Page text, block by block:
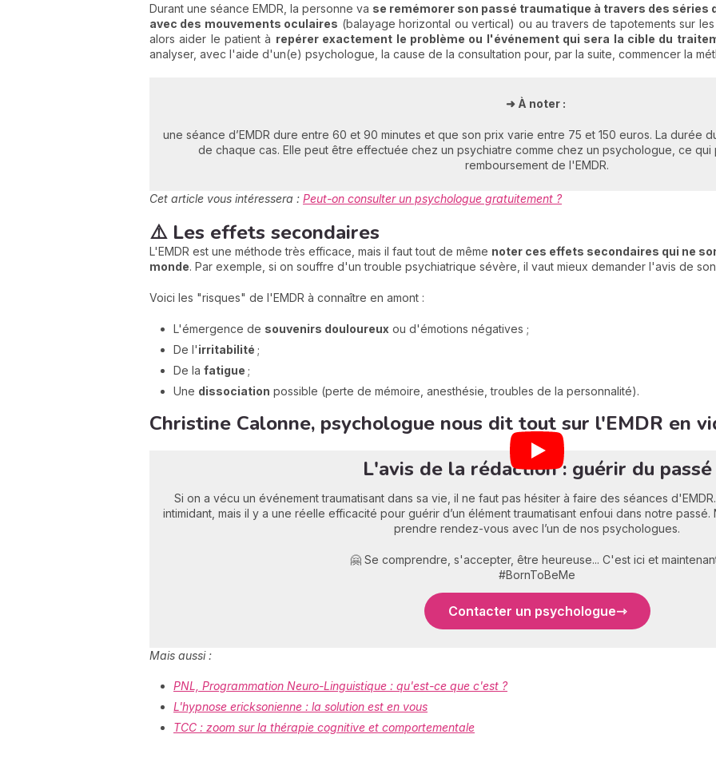
Durant une séance EMDR, la personne va se remémorer son passé traumatique à travers des
avec des mouvements oculaires (balayage horizontal ou vertical) ou au travers de tapotements sur
alors aider le patient à repérer exactement le problème ou l'événement qui sera la cible du
analyser, avec l'aide d'un(e) psychologue, la cause de la consultation pour, par la suite, commencer la
➜ À noter :
une séance d’EMDR dure entre 60 et 90 minutes et que son prix varie entre 75 et 150 euros. La durée
de chaque cas. Elle peut être effectuée chez un psychiatre comme chez un psychologue, ce
remboursement de l'EMDR.
Cet article vous intéressera : Peut-on consulter un psychologue gratuitement ?
⚠️ Les effets secondaires
L'EMDR est une méthode très efficace, mais il faut tout de même noter ces effets secondaires qui ne
monde. Par exemple, si on souffre d'un trouble psychiatrique sévère, il vaut mieux demander l'avis de
Voici les "risques" de l'EMDR à connaître en amont :
L'émergence de souvenirs douloureux ou d'émotions négatives ;
De l'irritabilité ;
De la fatigue ;
Une dissociation possible (perte de mémoire, anesthésie, troubles de la personnalité).
Christine Calonne, psychologue nous dit tout sur l'EMDR en
L'avis de la rédaction : guérir du passé
Si on a vécu un événement traumatisant dans sa vie, il ne faut pas hésiter à faire des séances
intimidant, mais il y a une réelle efficacité pour guérir d’un élément traumatisant enfoui dans notre
prendre rendez-vous avec l’un de nos psychologues.
🤗 Se comprendre, s'accepter, être heureuse... C'est ici et
#BornToBeMe
Contacter un psychologue
Mais aussi :
PNL, Programmation Neuro-Linguistique : qu'est-ce que c'est ?
L'hypnose ericksonienne : la solution est en vous
TCC : zoom sur la thérapie cognitive et comportementale